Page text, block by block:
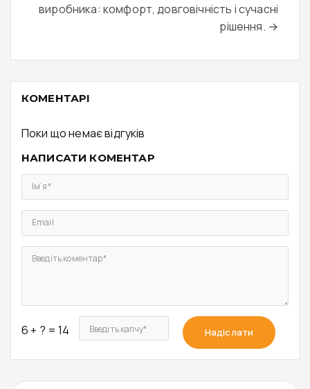
виробника: комфорт, довговічність і сучасні
рішення. →
КОМЕНТАРІ
Поки що немає відгуків
НАПИСАТИ КОМЕНТАР
Ім’я*
Email
Введіть коментар*
6 + ? = 14 Введіть капчу* Надіслати